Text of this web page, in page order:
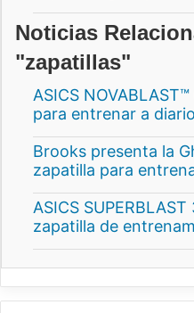
Noticias
"zapatillas"
ASICS
para entrenar a diario
Brooks presenta la
zapatilla para
ASICS
zapatilla de